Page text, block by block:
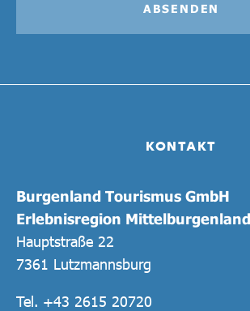
KONTAKT
Burgenland Tourismus GmbH
Erlebnisregion
Hauptstraße 22
7361 Lutzmannsburg
Tel. +43 2615 20720
ABSENDEN